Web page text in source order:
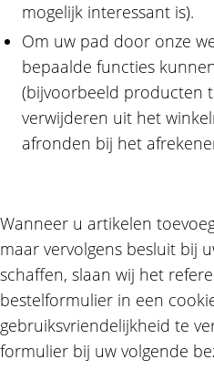
mogelijk interessant is).
Om uw pad door onze
bepaalde functies
(bijvoorbeeld producten
verwijderen uit het
afronden bij het
Wanneer u artikelen
maar vervolgens besluit bij
schaffen, slaan wij het
bestelformulier in een
gebruiksvriendelijkheid te
formulier bij uw volgende